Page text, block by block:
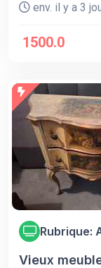
env. il y a 3
1500.0
Rubrique:
Vieux